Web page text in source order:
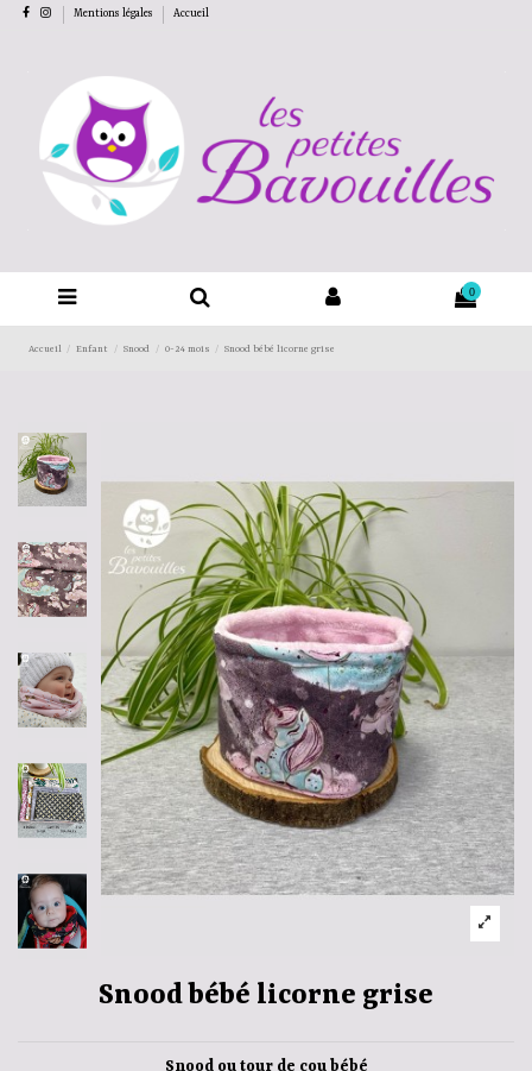
Mentions légales Accueil
0
Accueil Enfant Snood 0-24 mois Snood bébé licorne grise
Snood bébé licorne grise
Snood ou tour de cou bébé